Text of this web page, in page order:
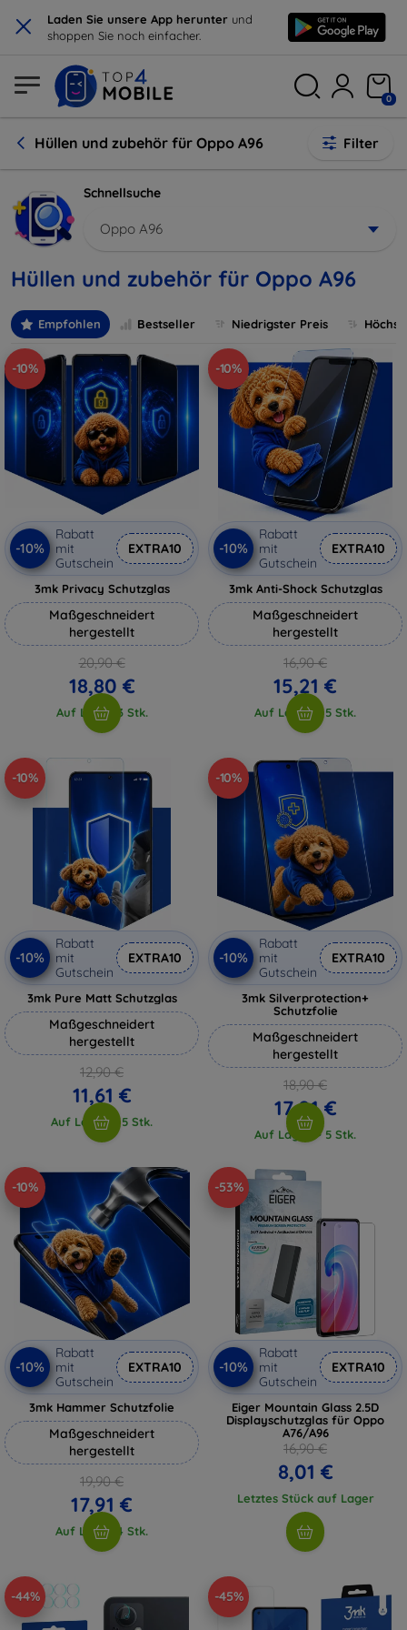
× Laden Sie unsere App herunter und
shoppen Sie noch einfacher.
0
Hüllen und zubehör für Oppo A96 Filter
Schnellsuche
Oppo A96
Hüllen und zubehör für Oppo A96
Empfohlen Bestseller Niedrigster Preis
-10%
-10%
Rabatt
mit
Gutschein
EXTRA10
3mk Privacy Schutzglas
Maßgeschneidert
hergestellt
20,90 €
18,80 €
Auf Lager 3 Stk.
-10%
-10%
Rabatt
mit
Gutschein
EXTRA10
3mk Anti-Shock Schutzglas
Maßgeschneidert
hergestellt
16,90 €
15,21 €
Auf Lager > 5 Stk.
-10%
-10%
Rabatt
mit
Gutschein
EXTRA10
3mk Pure Matt Schutzglas
Maßgeschneidert
hergestellt
12,90 €
11,61 €
Auf Lager > 5 Stk.
-10%
-10%
Rabatt
mit
Gutschein
EXTRA10
3mk Silverprotection+
Schutzfolie
Maßgeschneidert
hergestellt
18,90 €
17,01 €
Auf Lager > 5 Stk.
-10%
-10%
Rabatt
mit
Gutschein
EXTRA10
3mk Hammer Schutzfolie
Maßgeschneidert
hergestellt
19,90 €
17,91 €
Auf Lager 4 Stk.
-53%
-10%
Rabatt
mit
Gutschein
EXTRA10
Eiger Mountain Glass 2.5D
Displayschutzglas für Oppo
A76/A96
16,90 €
8,01 €
Letztes Stück auf Lager
-44% -45%